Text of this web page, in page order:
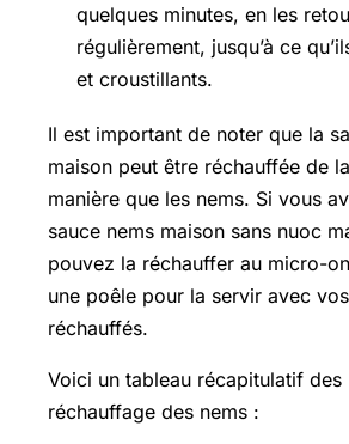
quelques minutes, en les
régulièrement, jusqu’à ce
et croustillants.
Il est important de noter que la
maison peut être réchauffée de
manière que les nems. Si vous
sauce nems maison sans nuoc
pouvez la réchauffer au micro-
une poêle pour la servir avec
réchauffés.
Voici un tableau récapitulatif des
réchauffage des nems :